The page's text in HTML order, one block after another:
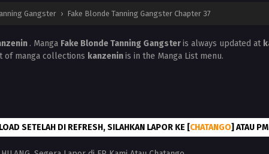
Gangster › Fake Blonde Tanning Gangster Chapter 37
. Manga Fake Blonde Tanning Gangsteris always updated at
of manga collections kanzeninis in the Manga List menu.
SETELAH DI REFRESH, SILAHKAN LAPOR KE [CHATANGO] ATAU